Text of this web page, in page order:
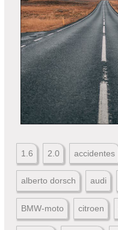
1.6 2.0 accidentes
alberto dorsch audi
BMW-moto citroen